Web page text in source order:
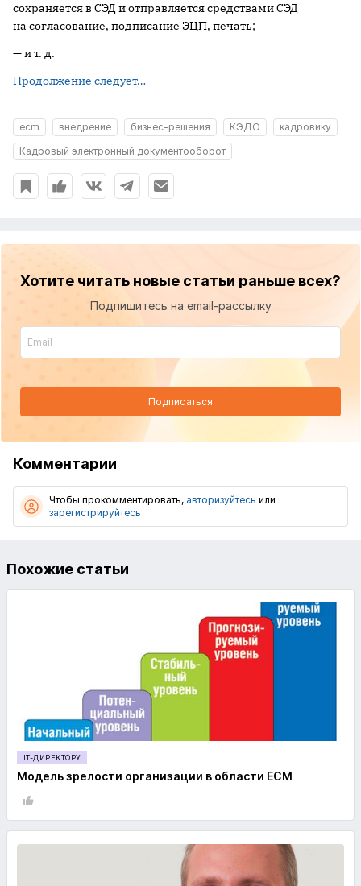
сохраняется в СЭД и отправляется средствами СЭД
на согласование, подписание ЭЦП, печать;
— и т. д.
Продолжение следует…
ecm внедрение бизнес-решения КЭДО
кадровику
Кадровый электронный документооборот
Хотите читать новые статьи раньше всех?
Подпишитесь на email-рассылку
Подписаться
Комментарии
Чтобы прокомментировать, авторизуйтесь или
зарегистрируйтесь
Похожие статьи
IT-ДИРЕКТОРУ
Модель зрелости организации в области ECM